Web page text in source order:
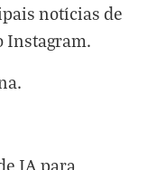
notícias de
Instagram.
.
IA para